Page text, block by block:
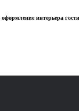
оформление интерьера